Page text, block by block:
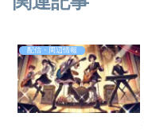
配信・周辺情報